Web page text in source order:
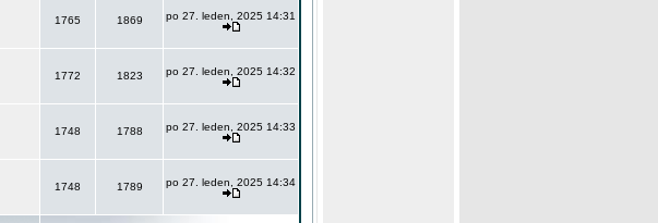
1765 1869 po 27. leden, 2025 14:31
1772 1823 po 27. leden, 2025 14:32
1748 1788 po 27. leden, 2025 14:33
1748 1789 po 27. leden, 2025 14:34